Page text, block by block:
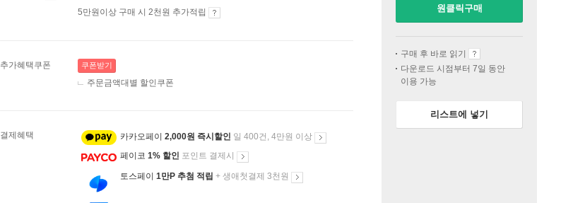
5만원이상 구매 시 2천원 추가적립
추가혜택쿠폰 쿠폰받기
주문금액대별 할인쿠폰
결제혜택 카카오페이 2,000원 즉시할인 일 400건, 4만원 이상
페이코 1% 할인 포인트 결제시
토스페이 1만P 추첨 적립 + 생애첫결제 3천원
원클릭구매
구매 후 바로 읽기
다운로드 시점부터 7일 동안
이용 가능
리스트에 넣기